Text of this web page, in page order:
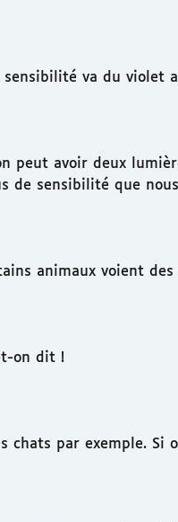
va du violet
peut avoir deux
de sensibilité que
animaux voient des
t-on dit !
chats par exemple. Si